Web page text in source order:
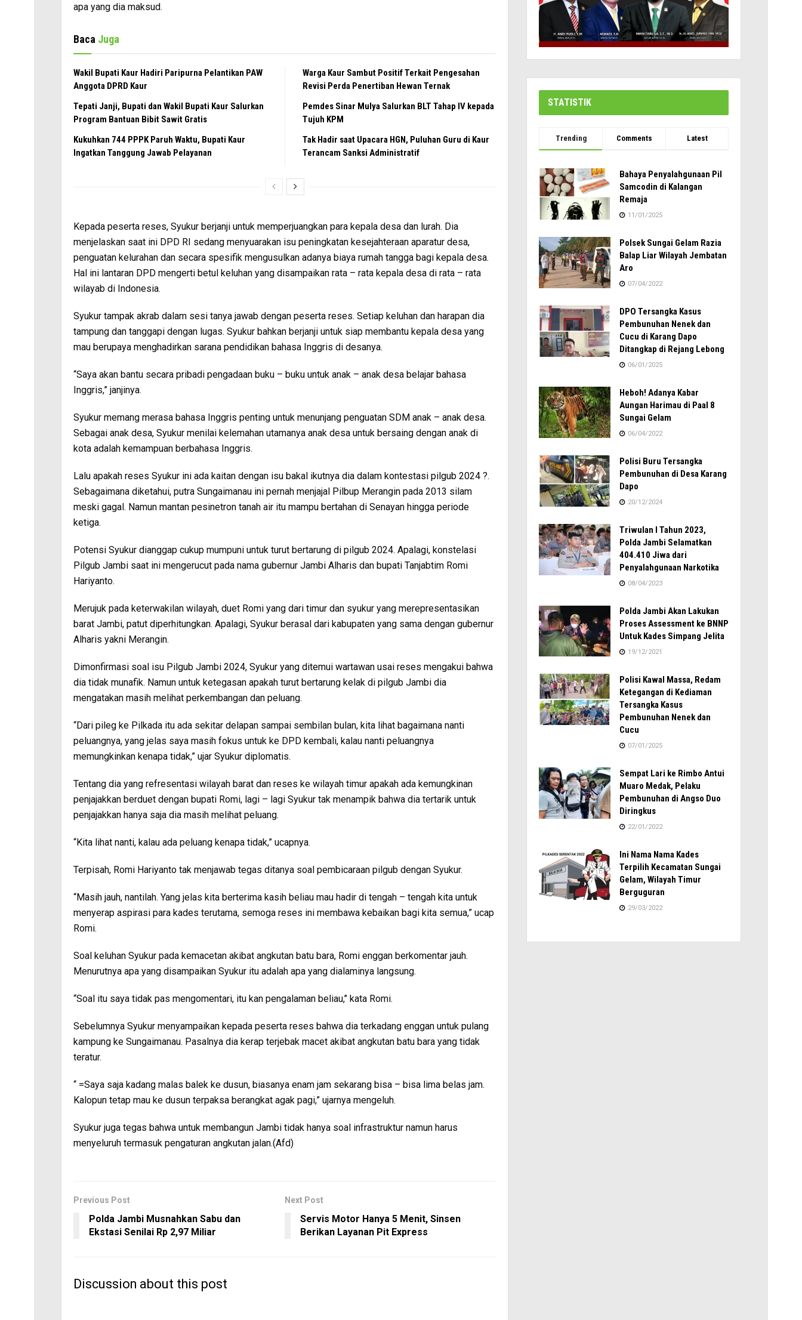
apa yang dia maksud.
Baca Juga
Wakil Bupati Kaur Hadiri Paripurna Pelantikan PAW
Anggota DPRD Kaur
Tepati Janji, Bupati dan Wakil Bupati Kaur Salurkan
Program Bantuan Bibit Sawit Gratis
Kukuhkan 744 PPPK Paruh Waktu, Bupati Kaur
Ingatkan Tanggung Jawab Pelayanan
Warga Kaur Sambut Positif Terkait Pengesahan
Revisi Perda Penertiban Hewan Ternak
Pemdes Sinar Mulya Salurkan BLT Tahap IV kepada
Tujuh KPM
Tak Hadir saat Upacara HGN, Puluhan Guru di Kaur
Terancam Sanksi Administratif
Kepada peserta reses, Syukur berjanji untuk memperjuangkan para kepala desa dan lurah. Dia
menjelaskan saat ini DPD RI sedang menyuarakan isu peningkatan kesejahteraan aparatur desa,
penguatan kelurahan dan secara spesifik mengusulkan adanya biaya rumah tangga bagi kepala desa.
Hal ini lantaran DPD mengerti betul keluhan yang disampaikan rata – rata kepala desa di rata – rata
wilayab di Indonesia.
Syukur tampak akrab dalam sesi tanya jawab dengan peserta reses. Setiap keluhan dan harapan dia
tampung dan tanggapi dengan lugas. Syukur bahkan berjanji untuk siap membantu kepala desa yang
mau berupaya menghadirkan sarana pendidikan bahasa Inggris di desanya.
“Saya akan bantu secara pribadi pengadaan buku – buku untuk anak – anak desa belajar bahasa
Inggris,” janjinya.
Syukur memang merasa bahasa Inggris penting untuk menunjang penguatan SDM anak – anak desa.
Sebagai anak desa, Syukur menilai kelemahan utamanya anak desa untuk bersaing dengan anak di
kota adalah kemampuan berbahasa Inggris.
Lalu apakah reses Syukur ini ada kaitan dengan isu bakal ikutnya dia dalam kontestasi pilgub 2024 ?.
Sebagaimana diketahui, putra Sungaimanau ini pernah menjajal Pilbup Merangin pada 2013 silam
meski gagal. Namun mantan pesinetron tanah air itu mampu bertahan di Senayan hingga periode
ketiga.
Potensi Syukur dianggap cukup mumpuni untuk turut bertarung di pilgub 2024. Apalagi, konstelasi
Pilgub Jambi saat ini mengerucut pada nama gubernur Jambi Alharis dan bupati Tanjabtim Romi
Hariyanto.
Merujuk pada keterwakilan wilayah, duet Romi yang dari timur dan syukur yang merepresentasikan
barat Jambi, patut diperhitungkan. Apalagi, Syukur berasal dari kabupaten yang sama dengan gubernur
Alharis yakni Merangin.
Dimonfirmasi soal isu Pilgub Jambi 2024, Syukur yang ditemui wartawan usai reses mengakui bahwa
dia tidak munafik. Namun untuk ketegasan apakah turut bertarung kelak di pilgub Jambi dia
mengatakan masih melihat perkembangan dan peluang.
“Dari pileg ke Pilkada itu ada sekitar delapan sampai sembilan bulan, kita lihat bagaimana nanti
peluangnya, yang jelas saya masih fokus untuk ke DPD kembali, kalau nanti peluangnya
memungkinkan kenapa tidak,” ujar Syukur diplomatis.
Tentang dia yang refresentasi wilayah barat dan reses ke wilayah timur apakah ada kemungkinan
penjajakkan berduet dengan bupati Romi, lagi – lagi Syukur tak menampik bahwa dia tertarik untuk
penjajakkan hanya saja dia masih melihat peluang.
“Kita lihat nanti, kalau ada peluang kenapa tidak,” ucapnya.
Terpisah, Romi Hariyanto tak menjawab tegas ditanya soal pembicaraan pilgub dengan Syukur.
“Masih jauh, nantilah. Yang jelas kita berterima kasih beliau mau hadir di tengah – tengah kita untuk
menyerap aspirasi para kades terutama, semoga reses ini membawa kebaikan bagi kita semua,” ucap
Romi.
Soal keluhan Syukur pada kemacetan akibat angkutan batu bara, Romi enggan berkomentar jauh.
Menurutnya apa yang disampaikan Syukur itu adalah apa yang dialaminya langsung.
“Soal itu saya tidak pas mengomentari, itu kan pengalaman beliau,’’ kata Romi.
Sebelumnya Syukur menyampaikan kepada peserta reses bahwa dia terkadang enggan untuk pulang
kampung ke Sungaimanau. Pasalnya dia kerap terjebak macet akibat angkutan batu bara yang tidak
teratur.
“ =Saya saja kadang malas balek ke dusun, biasanya enam jam sekarang bisa – bisa lima belas jam.
Kalopun tetap mau ke dusun terpaksa berangkat agak pagi,” ujarnya mengeluh.
Syukur juga tegas bahwa untuk membangun Jambi tidak hanya soal infrastruktur namun harus
menyeluruh termasuk pengaturan angkutan jalan.(Afd)
Previous Post
Polda Jambi Musnahkan Sabu dan
Ekstasi Senilai Rp 2,97 Miliar
Next Post
Servis Motor Hanya 5 Menit, Sinsen
Berikan Layanan Pit Express
Discussion about this post
STATISTIK
Trending Comments Latest
Bahaya Penyalahgunaan Pil
Samcodin di Kalangan
Remaja
11/01/2025
Polsek Sungai Gelam Razia
Balap Liar Wilayah Jembatan
Aro
07/04/2022
DPO Tersangka Kasus
Pembunuhan Nenek dan
Cucu di Karang Dapo
Ditangkap di Rejang Lebong
06/01/2025
Heboh! Adanya Kabar
Aungan Harimau di Paal 8
Sungai Gelam
06/04/2022
Polisi Buru Tersangka
Pembunuhan di Desa Karang
Dapo
20/12/2024
Triwulan I Tahun 2023,
Polda Jambi Selamatkan
404.410 Jiwa dari
Penyalahgunaan Narkotika
08/04/2023
Polda Jambi Akan Lakukan
Proses Assessment ke BNNP
Untuk Kades Simpang Jelita
19/12/2021
Polisi Kawal Massa, Redam
Ketegangan di Kediaman
Tersangka Kasus
Pembunuhan Nenek dan
Cucu
07/01/2025
Sempat Lari ke Rimbo Antui
Muaro Medak, Pelaku
Pembunuhan di Angso Duo
Diringkus
22/01/2022
Ini Nama Nama Kades
Terpilih Kecamatan Sungai
Gelam, Wilayah Timur
Berguguran
29/03/2022